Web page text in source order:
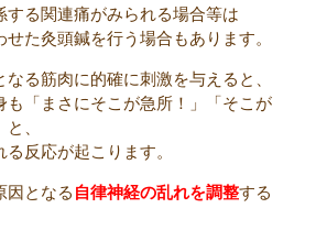
する関連痛がみられる場合等は
た灸頭鍼を行う場合もあります。
る筋肉に的確に刺激を与えると、
も「まさにそこが急所！」「そこが
、
反応が起こります。
因となる自律神経の乱れを調整する